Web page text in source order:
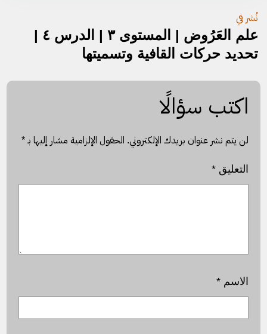
تصفّح
المقالات
نُشر في
علم العَرُوض | المستوى ٣ | الدرس ٤ |
تحديد حركات القافية وتسميتها
اكتب سؤالًا
لن يتم نشر عنوان بريدك الإلكتروني. الحقول الإلزامية مشار إليها بـ*
التعليق*
الاسم*